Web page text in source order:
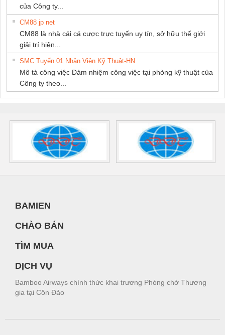
của Công ty...
CM88 jp net
CM88 là nhà cái cá cược trực tuyến uy tín, sở hữu thế giới
giải trí hiện...
SMC Tuyển 01 Nhân Viên Kỹ Thuật-HN
Mô tả công việc Đảm nhiệm công việc tại phòng kỹ thuật của
Công ty theo...
BAMIEN
CHÀO BÁN
TÌM MUA
DỊCH VỤ
Bamboo Airways chính thức khai trương Phòng chờ Thương
gia tại Côn Đảo